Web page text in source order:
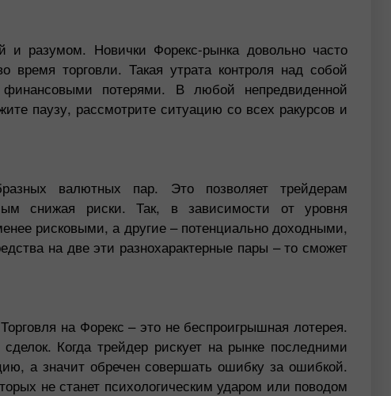
и разумом. Новички Форекс-рынка довольно часто
время торговли. Такая утрата контроля над собой
потерями. В любой непредвиденной
паузу, рассмотрите ситуацию со всех ракурсов и
валютных пар. Это позволяет трейдерам
снижая риски. Так, в зависимости от уровня
рисковыми, а другие – потенциально доходными,
на две эти разнохарактерные пары – то сможет
на Форекс – это не беспроигрышная лотерея.
Когда трейдер рискует на рынке последними
а значит обречен совершать ошибку за ошибкой.
не станет психологическим ударом или поводом
Клубный бонус